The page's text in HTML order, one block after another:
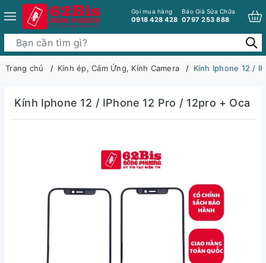
Gọi mua hàng
0918 428 428
Báo Giá Sửa Chữa
0797 253 888
Trang chủ Kính ép, Cảm Ứng, Kính Camera Kính Iphone 12 /
Kính Iphone 12 / IPhone 12 Pro / 12pro + Oca